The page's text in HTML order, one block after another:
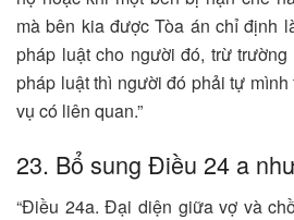
mà bên kia được Tòa án chỉ định
pháp luật cho người đó, trừ
pháp luật thì người đó phải tự
vụ có liên quan.”
23. Bổ sung Điều 24 a
“Điều 24a. Đại diện giữa vợ và